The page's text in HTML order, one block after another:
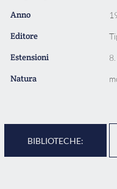
Anno
Editore
Estensioni
Natura
BIBLIOTECHE: